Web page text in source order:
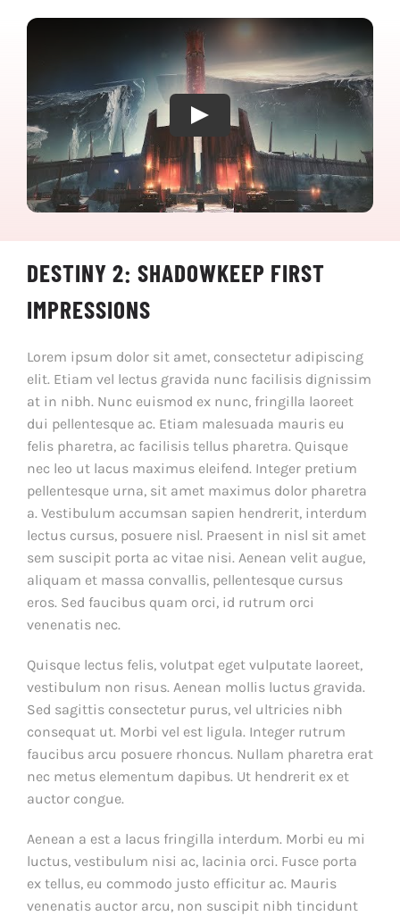
Play
DESTINY 2: SHADOWKEEP FIRST
IMPRESSIONS
Lorem ipsum dolor sit amet, consectetur adipiscing
elit. Etiam vel lectus gravida nunc facilisis dignissim
at in nibh. Nunc euismod ex nunc, fringilla laoreet
dui pellentesque ac. Etiam malesuada mauris eu
felis pharetra, ac facilisis tellus pharetra. Quisque
nec leo ut lacus maximus eleifend. Integer pretium
pellentesque urna, sit amet maximus dolor pharetra
a. Vestibulum accumsan sapien hendrerit, interdum
lectus cursus, posuere nisl. Praesent in nisl sit amet
sem suscipit porta ac vitae nisi. Aenean velit augue,
aliquam et massa convallis, pellentesque cursus
eros. Sed faucibus quam orci, id rutrum orci
venenatis nec.
Quisque lectus felis, volutpat eget vulputate laoreet,
vestibulum non risus. Aenean mollis luctus gravida.
Sed sagittis consectetur purus, vel ultricies nibh
consequat ut. Morbi vel est ligula. Integer rutrum
faucibus arcu posuere rhoncus. Nullam pharetra erat
nec metus elementum dapibus. Ut hendrerit ex et
auctor congue.
Aenean a est a lacus fringilla interdum. Morbi eu mi
luctus, vestibulum nisi ac, lacinia orci. Fusce porta
ex tellus, eu commodo justo efficitur ac. Mauris
venenatis auctor arcu, non suscipit nibh tincidunt